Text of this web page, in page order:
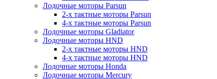
Лодочные моторы Parsun
2-х тактные моторы Parsun
4-х тактные моторы Parsun
Лодочные моторы Gladiator
Лодочные моторы HND
2-х тактные моторы HND
4-х тактные моторы HND
Лодочные моторы Honda
Лодочные моторы Mercury